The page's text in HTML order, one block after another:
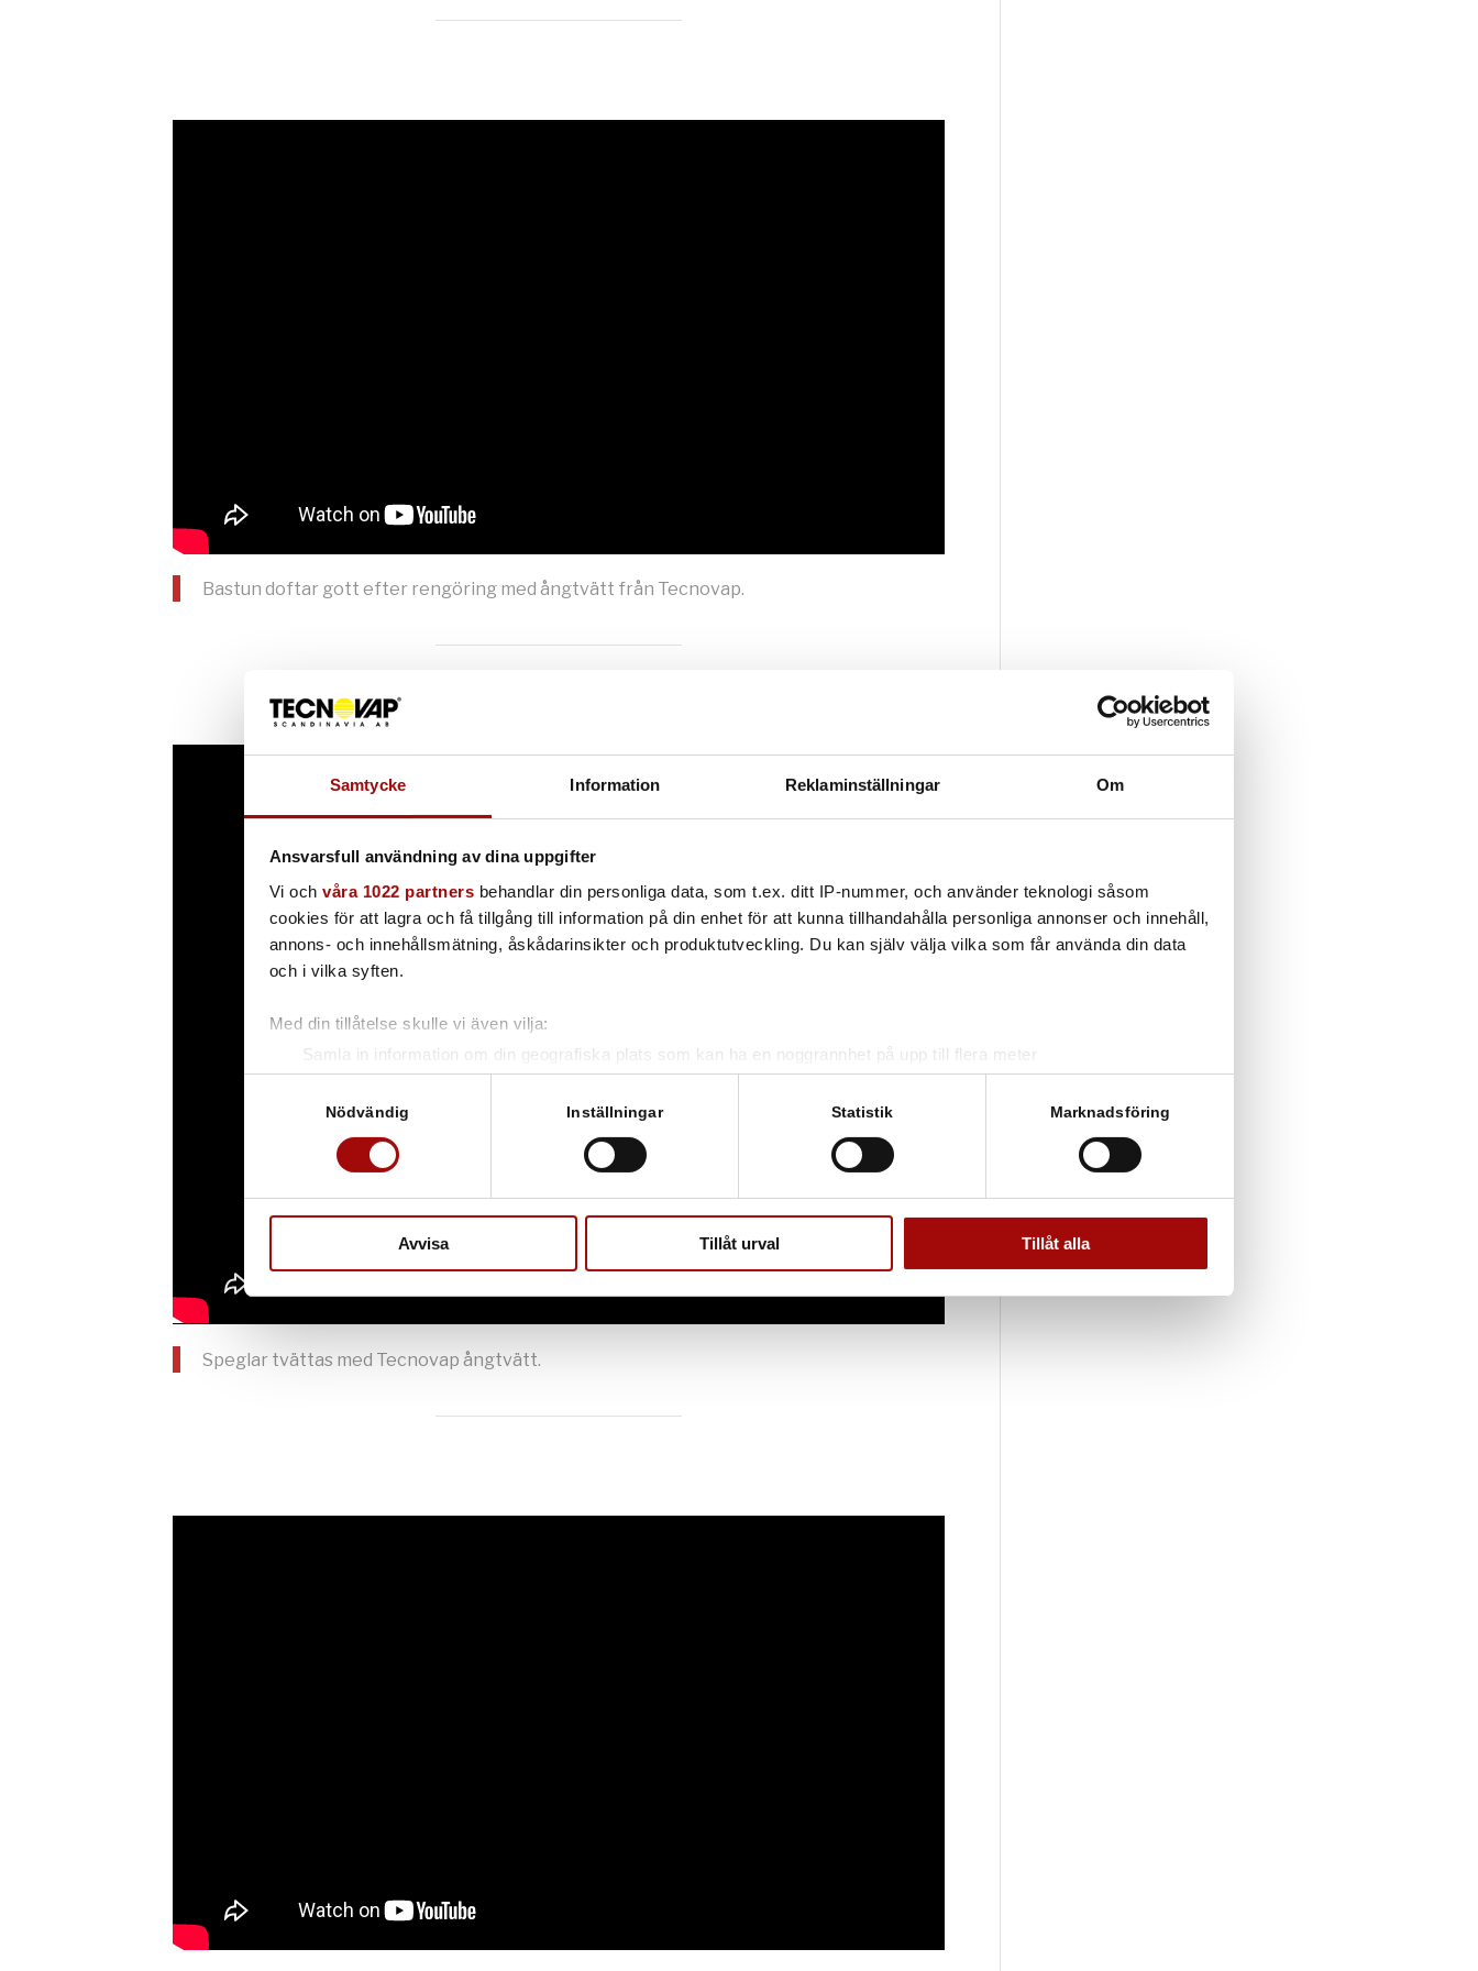
Samtycke Information Reklaminställningar Om
Ansvarsfull användning av dina uppgifter
Vi och våra 1022 partners behandlar din personliga data, som t.ex. ditt IP-nummer, och använder teknologi såsom
cookies för att lagra och få tillgång till information på din enhet för att kunna tillhandahålla personliga annonser och innehåll,
annons- och innehållsmätning, åskådarinsikter och produktutveckling. Du kan själv välja vilka som får använda din data
och i vilka syften.
Med din tillåtelse skulle vi även vilja:
Samla in information om din geografiska plats som kan ha en noggrannhet på upp till flera meter
Identifiera din enhet genom att aktivt skanna den för specifika kännetecken (fingeravtryck)
Ta reda på mer om hur dina personliga uppgifter behandlas och ställ in dina preferenser i
detaljsektionen. Du kan ändra
eller dra tillbaka ditt samtycke när som helst från cookie-förklaringen.
sociala medier och analysera vår trafik. Vi vidarebefordrar även sådana identifierare och annan information från din enhet
till de sociala medier och annons- och analysföretag som vi samarbetar med. Dessa kan i sin tur kombinera informationen
med annan information som du har tillhandahållit eller som de har samlat in när du har använt deras tjänster.
Nödvändig Inställningar Statistik Marknadsföring
Avvisa Tillåt urval Tillåt alla
Bastun doftar gott efter rengöring med ångtvätt från Tecnovap.
Speglar tvättas med Tecnovap ångtvätt.